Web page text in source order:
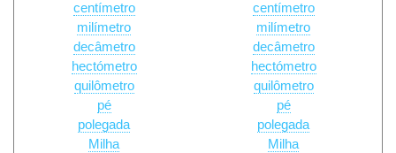
centímetro
milímetro
decâmetro
hectómetro
quilômetro
pé
polegada
Milha
centímetro
milímetro
decâmetro
hectómetro
quilômetro
pé
polegada
Milha